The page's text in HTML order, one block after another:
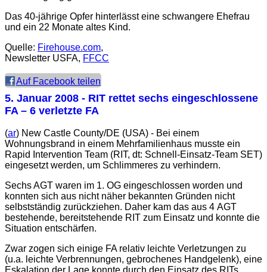
Das 40-jährige Opfer hinterlässt eine schwangere Ehefrau
und ein 22 Monate altes Kind.
Quelle: Firehouse.com,
Newsletter USFA, FFCC
Auf Facebook teilen
5. Januar 2008 - RIT rettet sechs eingeschlossene
FA – 6 verletzte FA
(ar) New Castle County/DE (USA) - Bei einem
Wohnungsbrand in einem Mehrfamilienhaus musste ein
Rapid Intervention Team (RIT, dt: Schnell-Einsatz-Team SET)
eingesetzt werden, um Schlimmeres zu verhindern.
Sechs AGT waren im 1. OG eingeschlossen worden und
konnten sich aus nicht näher bekannten Gründen nicht
selbstständig zurückziehen. Daher kam das aus 4 AGT
bestehende, bereitstehende RIT zum Einsatz und konnte die
Situation entschärfen.
Zwar zogen sich einige FA relativ leichte Verletzungen zu
(u.a. leichte Verbrennungen, gebrochenes Handgelenk), eine
Eskalation der Lage konnte durch den Einsatz des RITs